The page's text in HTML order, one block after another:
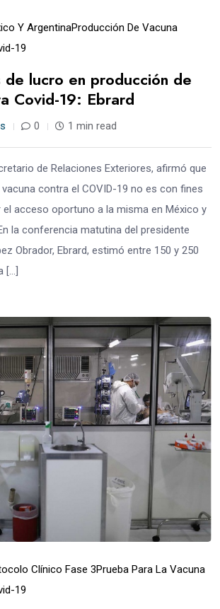
Y ArgentinaProducción De Vacuna
19
de lucro en producción de
Covid-19: Ebrard
0 1 min read
de Relaciones Exteriores, afirmó que
contra el COVID-19 no es con fines
el acceso oportuno a la misma en México y
la conferencia matutina del presidente
Obrador, Ebrard, estimó entre 150 y 250
[…]
Clínico Fase 3Prueba Para La Vacuna
19